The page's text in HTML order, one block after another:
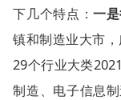
下几个特点：一
镇和制造业大市
29个行业大类
制造、电子信息